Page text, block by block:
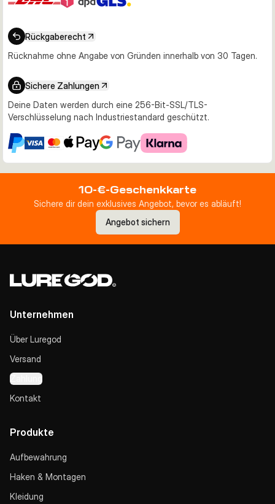
Rückgaberecht
Rücknahme ohne Angabe von Gründen innerhalb von 30 Tagen.
Sichere Zahlungen
Deine Daten werden durch eine 256-Bit-SSL/TLS-
Verschlüsselung nach Industriestandard geschützt.
10-€-Geschenkkarte
Sichere dir dein exklusives Angebot, bevor es abläuft!
Angebot sichern
Unternehmen
Über Luregod
Versand
Zahlung
Kontakt
Produkte
Aufbewahrung
Haken & Montagen
Kleidung